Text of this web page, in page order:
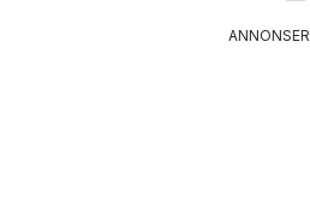
ANNONSER